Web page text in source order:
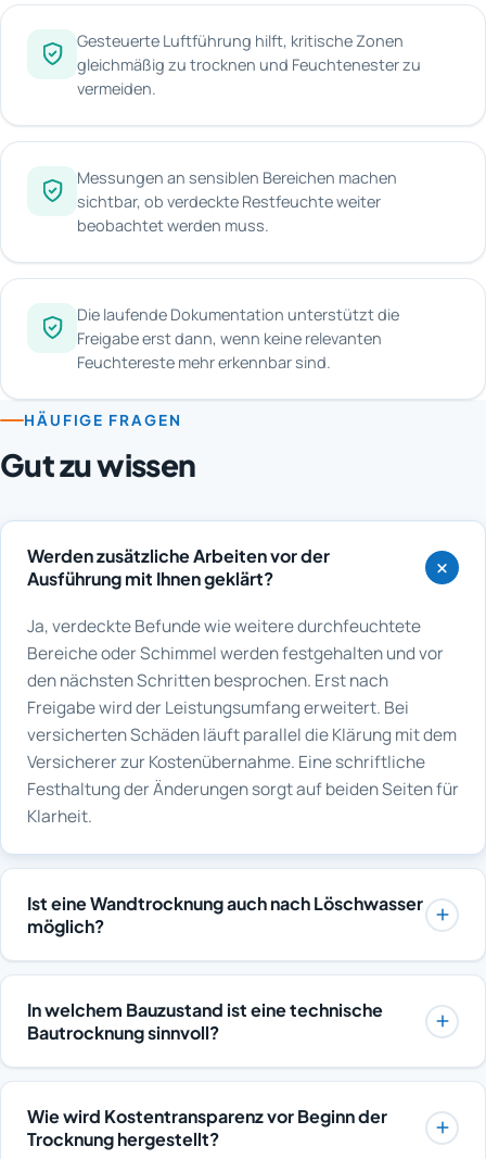
Gesteuerte Luftführung hilft, kritische Zonen
gleichmäßig zu trocknen und Feuchtenester zu
vermeiden.
Messungen an sensiblen Bereichen machen
sichtbar, ob verdeckte Restfeuchte weiter
beobachtet werden muss.
Die laufende Dokumentation unterstützt die
Freigabe erst dann, wenn keine relevanten
Feuchtereste mehr erkennbar sind.
HÄUFIGE FRAGEN
Gut zu wissen
Werden zusätzliche Arbeiten vor der
Ausführung mit Ihnen geklärt?
Ja, verdeckte Befunde wie weitere durchfeuchtete
Bereiche oder Schimmel werden festgehalten und vor
den nächsten Schritten besprochen. Erst nach
Freigabe wird der Leistungsumfang erweitert. Bei
versicherten Schäden läuft parallel die Klärung mit dem
Versicherer zur Kostenübernahme. Eine schriftliche
Festhaltung der Änderungen sorgt auf beiden Seiten für
Klarheit.
Ist eine Wandtrocknung auch nach Löschwasser
möglich?
Ja, Löschwasser durchfeuchtet Wandbereiche oft
großflächig und wird wie ein erheblicher
Wasserschaden behandelt. Zusätzlich müssen Ruß-
Reihenfolge aus Reinigung, Trocknung und
Geruchsneutralisation wird auf den Einzelfall
abgestimmt. Auch die Klärung mit der Versicherung
In welchem Bauzustand ist eine technische
Bautrocknung sinnvoll?
Sinnvoll ist die Trocknung, wenn feuchteintensive
Arbeiten wie Estrich, Putz oder Beton abgeschlossen
sind und das Gebäude durch Fenster und Außentüren
Wie wird Kostentransparenz vor Beginn der
Trocknung hergestellt?